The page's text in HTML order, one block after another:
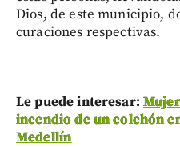
Dios, de este municipio,
curaciones respectivas.
Le puede interesar:
incendio de un colchón
Medellín